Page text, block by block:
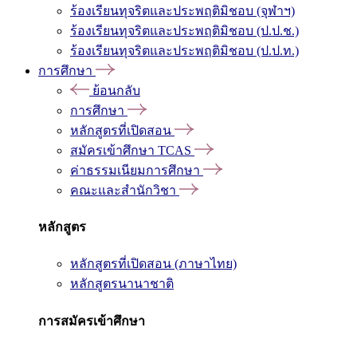
ร้องเรียนทุจริตและประพฤติมิชอบ (จุฬาฯ)
ร้องเรียนทุจริตและประพฤติมิชอบ (ป.ป.ช.)
ร้องเรียนทุจริตและประพฤติมิชอบ (ป.ป.ท.)
การศึกษา
ย้อนกลับ
การศึกษา
หลักสูตรที่เปิดสอน
สมัครเข้าศึกษา TCAS
ค่าธรรมเนียมการศึกษา
คณะและสำนักวิชา
หลักสูตร
หลักสูตรที่เปิดสอน (ภาษาไทย)
หลักสูตรนานาชาติ
การสมัครเข้าศึกษา